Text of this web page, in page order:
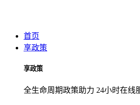
首页
享政策
享政策
全生命周期政策助力 24小时在线